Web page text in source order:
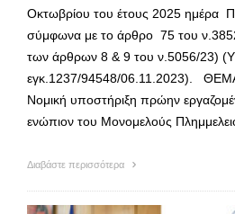
Οκτωβρίου του έτους 2025 ημέρα
σύμφωνα με το άρθρο 75 του
των άρθρων 8 & 9 του ν.5056/23)
εγκ.1237/94548/06.11.2023).
Νομική υποστήριξη πρώην
ενώπιον του Μονομελούς
Διαβάστε περισσότερα